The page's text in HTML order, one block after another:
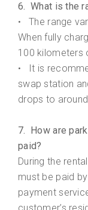
6. What is the
• The range
When fully
100 kilometers
•
It is
swap station
drops to
7. How are
paid?
During the
must be paid
payment